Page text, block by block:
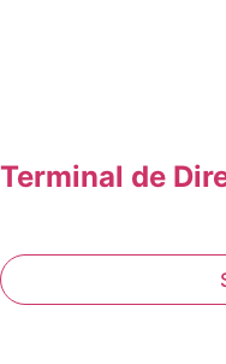
Terminal de